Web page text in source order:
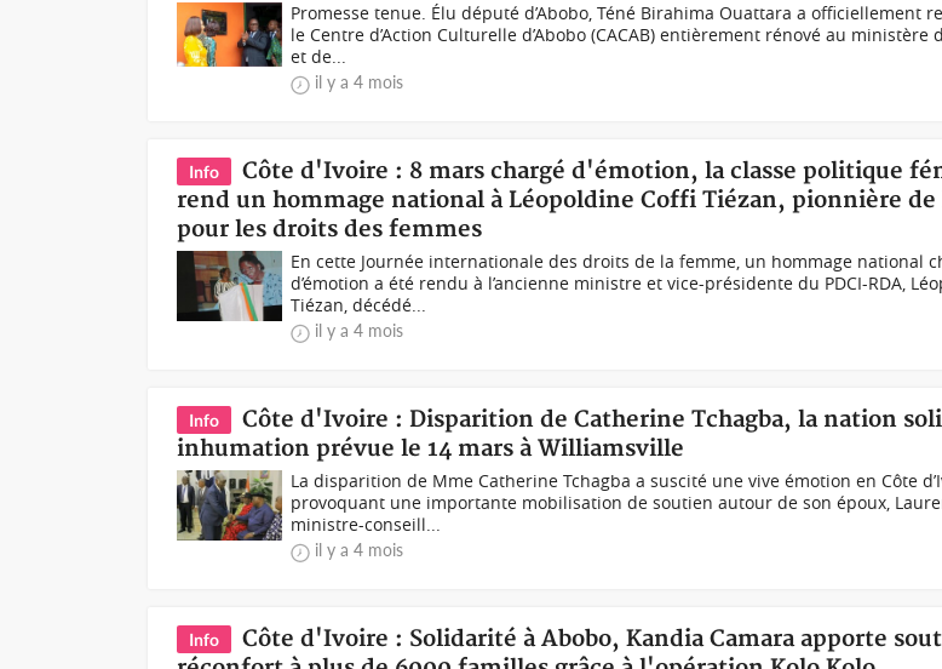
Promesse tenue. Élu député d’Abobo, Téné Birahima Ouattara a officiellement
le Centre d’Action Culturelle d’Abobo (CACAB) entièrement rénové au ministère
et de...
il y a 4 mois
Info
Côte d'Ivoire : 8 mars chargé d'émotion, la classe politique
rend un hommage national à Léopoldine Coffi Tiézan, pionnière
pour les droits des femmes
En cette Journée internationale des droits de la femme, un hommage national
d’émotion a été rendu à l’ancienne ministre et vice-présidente du PDCI-RDA,
Tiézan, décédé...
il y a 4 mois
Info
Côte d'Ivoire : Disparition de Catherine Tchagba, la nation
inhumation prévue le 14 mars à Williamsville
La disparition de Mme Catherine Tchagba a suscité une vive émotion en Côte
provoquant une importante mobilisation de soutien autour de son époux,
ministre-conseill...
il y a 4 mois
Info
Côte d'Ivoire : Solidarité à Abobo, Kandia Camara apporte